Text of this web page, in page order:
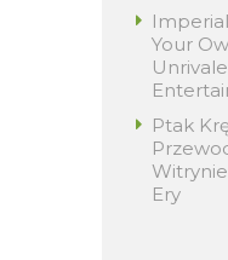
Your
Ptak
Ery